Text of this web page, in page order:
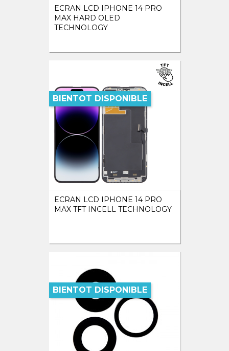
ECRAN LCD IPHONE 14 PRO
MAX HARD OLED
TECHNOLOGY
ECRAN LCD IPHONE 14 PRO
MAX TFT INCELL TECHNOLOGY
BIENTOT DISPONIBLE
BIENTOT DISPONIBLE